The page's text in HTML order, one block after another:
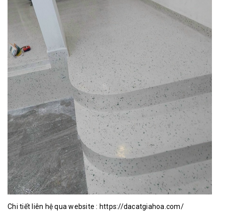
Chi tiết liên hệ qua website : https://dacatgiahoa.com/